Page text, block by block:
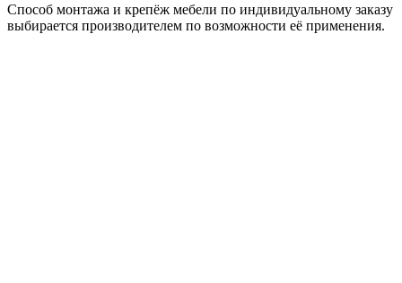
Способ монтажа и крепёж мебели по индивидуальному заказу
выбирается производителем по возможности её применения.